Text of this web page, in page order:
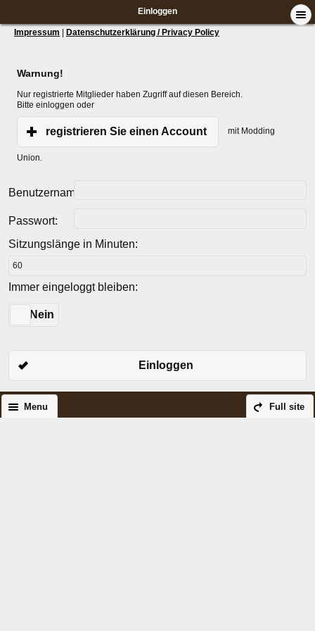
Einloggen
Impressum Datenschutzerklärung / Privacy Policy
Warnung!
Nur registrierte Mitglieder haben Zugriff auf diesen Bereich.
Bitte einloggen oder
registrieren Sie einen Account mit Modding
Union.
Benutzername:
Passwort:
Sitzungslänge in Minuten:
Immer eingeloggt bleiben:
Nein
Einloggen
Full site
Menu